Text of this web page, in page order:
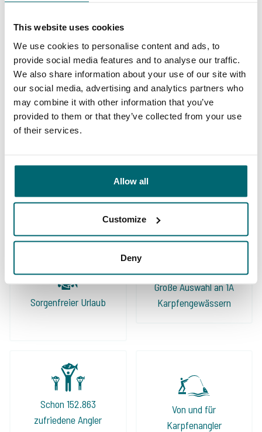
This website uses cookies
We use cookies to personalise content and ads, to
provide social media features and to analyse our traffic.
We also share information about your use of our site with
our social media, advertising and analytics partners who
may combine it with other information that you’ve
provided to them or that they’ve collected from your use
of their services.
Allow all
Customize
Deny
Von unseren Kunden
Meine erste Wahl für Urlaube, die entspannt,
stressfrei und unkompliziert sind. The Carp
Specialist hat traumhafte Seen mit
wunderschönen Landschaften und Fischen im
Programm. Jeroen hilft in jeder Situation und
mit Familie und Freunden einen entspannten
Urlaub verbringen möchte, ist bei The Carp
Specialist in guten Händen.
Sebastian Loch
Sorgenfreier Urlaub
Große Auswahl an 1A
Karpfengewässern
Schon 152.863
zufriedene Angler
Von und für
Karpfenangler